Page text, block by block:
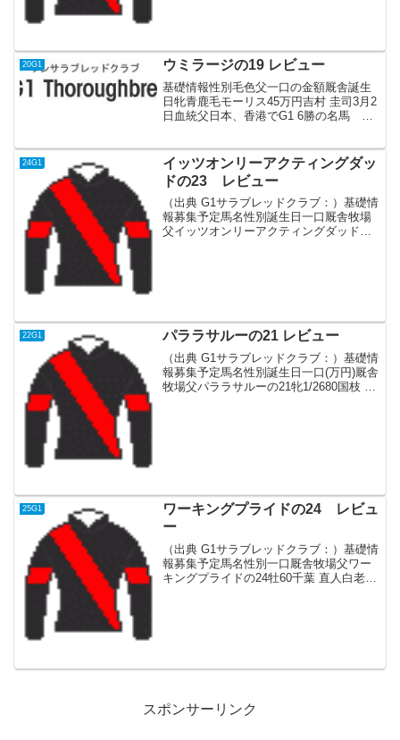
20G1 ウミラージの19 レビュー
基礎情報性別毛色父一口の金額厩舎誕生
日牝青鹿毛モーリス45万円吉村 圭司3月2
日血統父日本、香港でG1 6勝の名馬 父
な面もあり現役時代は2000mまで。産駒
は今年デビ...
24G1
イッツオンリーアクティングダッ
ドの23 レビュー
（出典 G1サラブレッドクラブ：）基礎情
報募集予定馬名性別誕生日一口厩舎牧場
父イッツオンリーアクティングダッドの
22G1 パララサルーの21 レビュー
（出典 G1サラブレッドクラブ：）基礎情
報募集予定馬名性別誕生日一口(万円)厩舎
牧場父パララサルーの21牝1/2680国枝 栄
25G1
ワーキングプライドの24 レビュ
ー
（出典 G1サラブレッドクラブ：）基礎情
報募集予定馬名性別一口厩舎牧場父ワー
キングプライドの24牡60千葉 直人白老F
スポンサーリンク